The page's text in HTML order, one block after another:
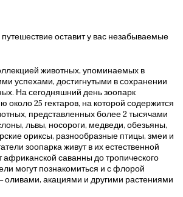
оставит у вас незабываемые
животных, упоминаемых в
успехами, достигнутыми в сохранении
На сегодняшний день зоопарк
около 25 гектаров, на которой содержится
представленных более 2 тысячами
львы, носороги, медведи, обезьяны,
ориксы, разнообразные птицы, змеи и
зоопарка живут в их естественной
саванны до тропического
могут познакомиться и с флорой
акациями и другими растениями